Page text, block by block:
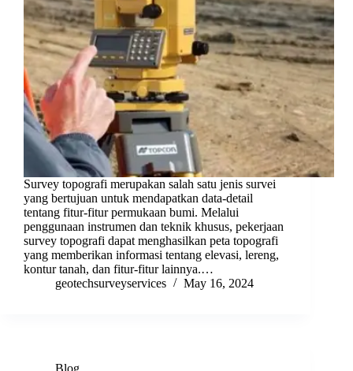
Survey topografi merupakan salah satu jenis survei
yang bertujuan untuk mendapatkan data-detail
tentang fitur-fitur permukaan bumi. Melalui
penggunaan instrumen dan teknik khusus, pekerjaan
survey topografi dapat menghasilkan peta topografi
yang memberikan informasi tentang elevasi, lereng,
kontur tanah, dan fitur-fitur lainnya.…
geotechsurveyservices
May 16, 2024